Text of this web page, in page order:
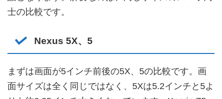
士の比較です。
Nexus 5X、5
まずは画面が5インチ前後の5X、5の比較です。画
面サイズは全く同じではなく、5Xは5.2インチと5よ